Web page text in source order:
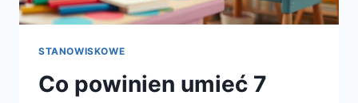
STANOWISKOWE
Co powinien umieć 7